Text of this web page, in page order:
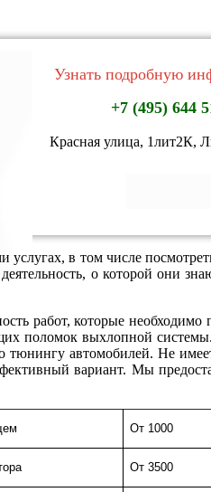
Узнать подробную
+7 (495) 644
Красная улица, 1лит2К,
в том числе
о которой они
работ, которые
поломок выхлопной
автомобилей. Не
вариант. Мы
От 1000
От 3500